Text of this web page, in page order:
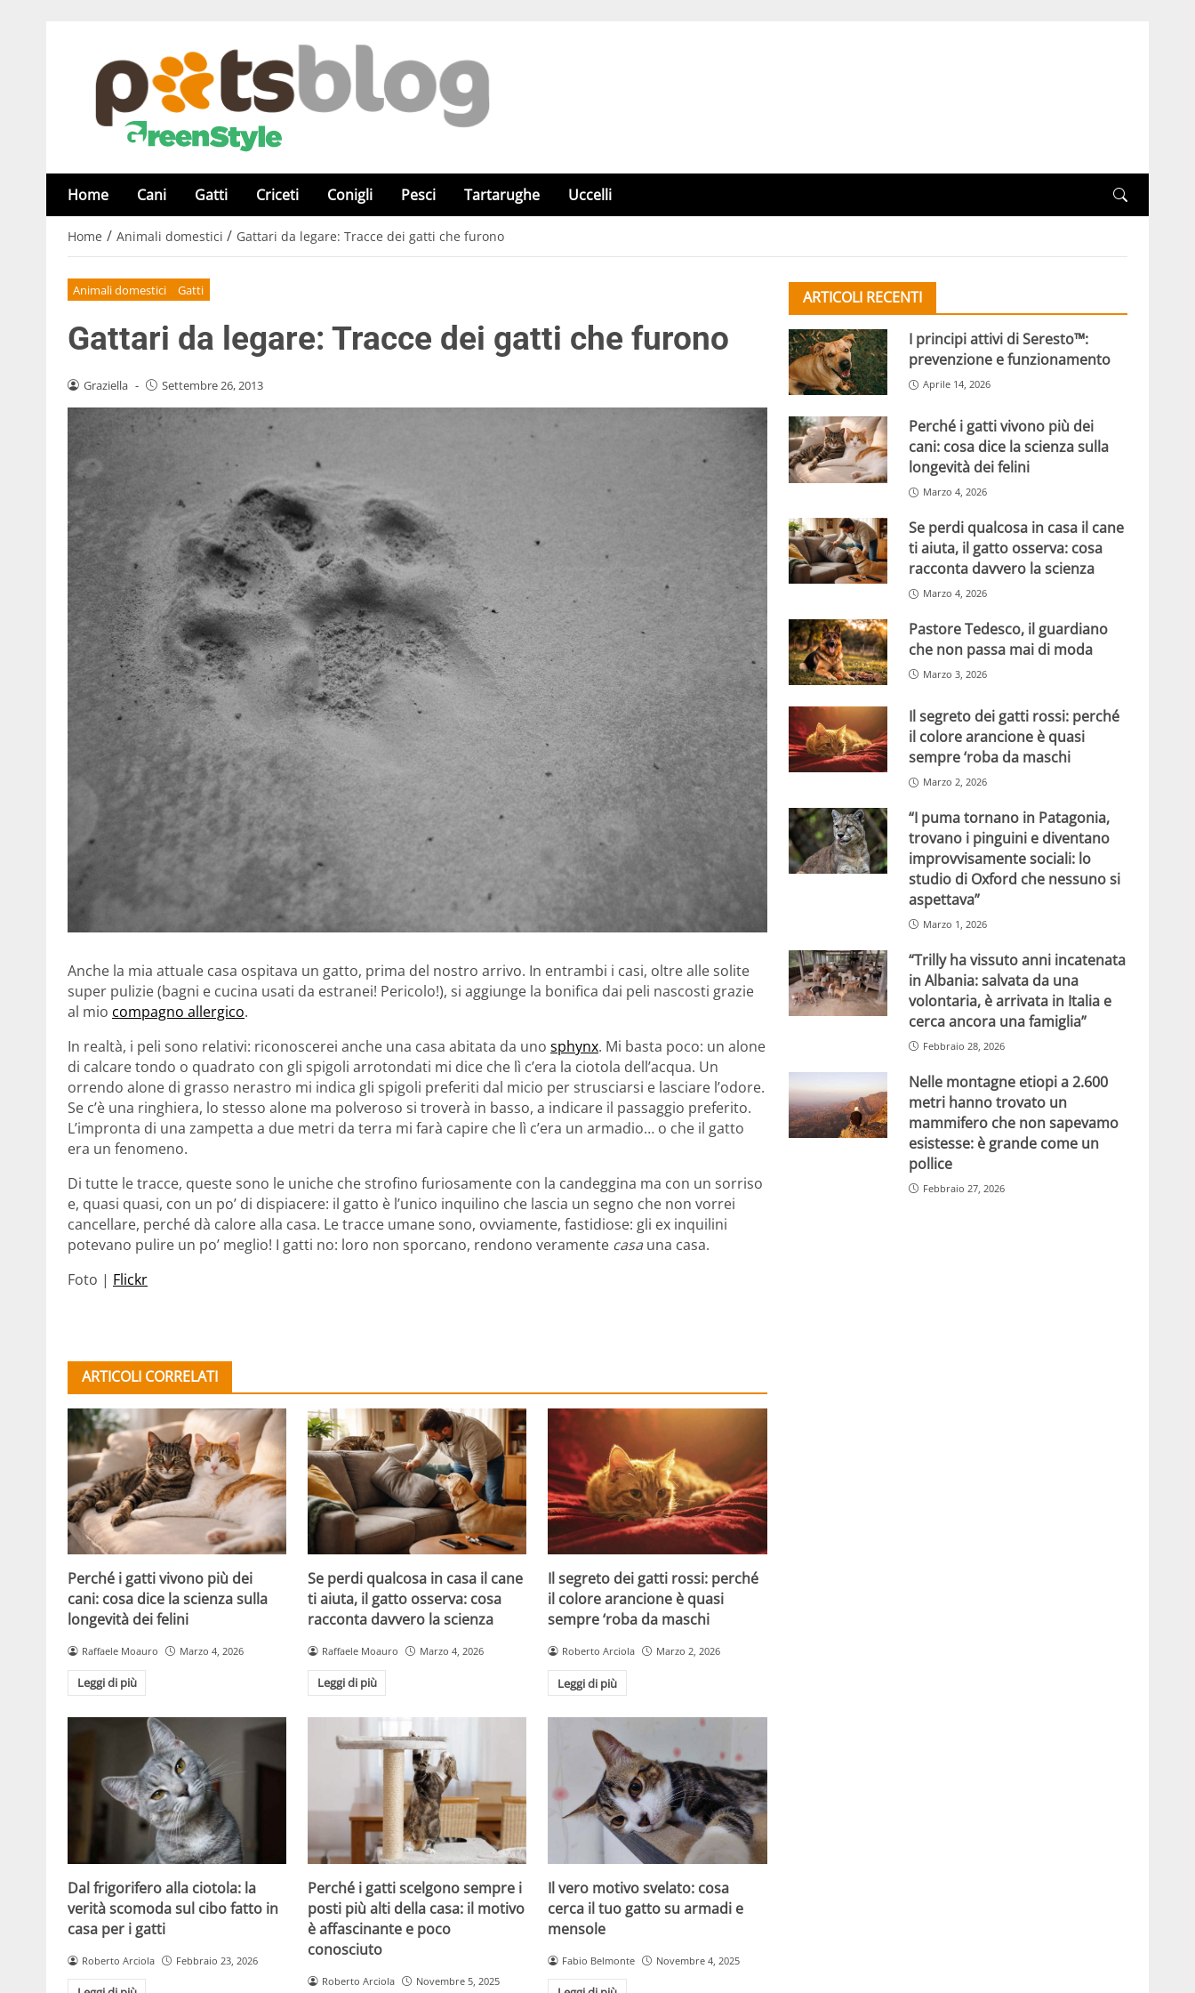
Home Cani Gatti Criceti Conigli Pesci Tartarughe Uccelli
Home / Animali domestici / Gattari da legare: Tracce dei gatti che furono
Animali domestici Gatti
Gattari da legare: Tracce dei gatti che furono
Graziella - Settembre 26, 2013
Anche la mia attuale casa ospitava un gatto, prima del nostro arrivo. In entrambi i casi, oltre alle solite
super pulizie (bagni e cucina usati da estranei! Pericolo!), si aggiunge la bonifica dai peli nascosti grazie
al mio compagno allergico.
In realtà, i peli sono relativi: riconoscerei anche una casa abitata da uno sphynx. Mi basta poco: un alone
di calcare tondo o quadrato con gli spigoli arrotondati mi dice che lì c’era la ciotola dell’acqua. Un
orrendo alone di grasso nerastro mi indica gli spigoli preferiti dal micio per strusciarsi e lasciare l’odore.
Se c’è una ringhiera, lo stesso alone ma polveroso si troverà in basso, a indicare il passaggio preferito.
L’impronta di una zampetta a due metri da terra mi farà capire che lì c’era un armadio… o che il gatto
era un fenomeno.
Di tutte le tracce, queste sono le uniche che strofino furiosamente con la candeggina ma con un sorriso
e, quasi quasi, con un po’ di dispiacere: il gatto è l’unico inquilino che lascia un segno che non vorrei
cancellare, perché dà calore alla casa. Le tracce umane sono, ovviamente, fastidiose: gli ex inquilini
potevano pulire un po’ meglio! I gatti no: loro non sporcano, rendono veramente casa una casa.
Foto | Flickr
ARTICOLI CORRELATI
Perché i gatti vivono più dei
cani: cosa dice la scienza sulla
longevità dei felini
Raffaele Moauro Marzo 4, 2026
Leggi di più
Se perdi qualcosa in casa il cane
ti aiuta, il gatto osserva: cosa
racconta davvero la scienza
Raffaele Moauro Marzo 4, 2026
Leggi di più
Il segreto dei gatti rossi: perché
il colore arancione è quasi
sempre ‘roba da maschi
Roberto Arciola Marzo 2, 2026
Leggi di più
Dal frigorifero alla ciotola: la
verità scomoda sul cibo fatto in
casa per i gatti
Roberto Arciola Febbraio 23, 2026
Perché i gatti scelgono sempre i
posti più alti della casa: il motivo
è affascinante e poco
conosciuto
Roberto Arciola Novembre 5, 2025
Il vero motivo svelato: cosa
cerca il tuo gatto su armadi e
mensole
Fabio Belmonte Novembre 4, 2025
ARTICOLI RECENTI
I principi attivi di Seresto™:
prevenzione e funzionamento
Aprile 14, 2026
Perché i gatti vivono più dei
cani: cosa dice la scienza sulla
longevità dei felini
Marzo 4, 2026
Se perdi qualcosa in casa il cane
ti aiuta, il gatto osserva: cosa
racconta davvero la scienza
Marzo 4, 2026
Pastore Tedesco, il guardiano
che non passa mai di moda
Marzo 3, 2026
Il segreto dei gatti rossi: perché
il colore arancione è quasi
sempre ‘roba da maschi
Marzo 2, 2026
“I puma tornano in Patagonia,
trovano i pinguini e diventano
improvvisamente sociali: lo
studio di Oxford che nessuno si
aspettava”
Marzo 1, 2026
“Trilly ha vissuto anni incatenata
in Albania: salvata da una
volontaria, è arrivata in Italia e
cerca ancora una famiglia”
Febbraio 28, 2026
Nelle montagne etiopi a 2.600
metri hanno trovato un
mammifero che non sapevamo
esistesse: è grande come un
pollice
Febbraio 27, 2026